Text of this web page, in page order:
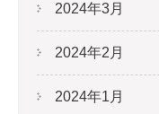
2024年3月
2024年2月
2024年1月